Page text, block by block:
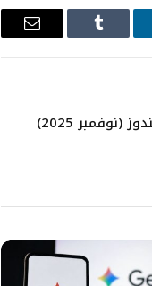
Tumblr البريد
2025)